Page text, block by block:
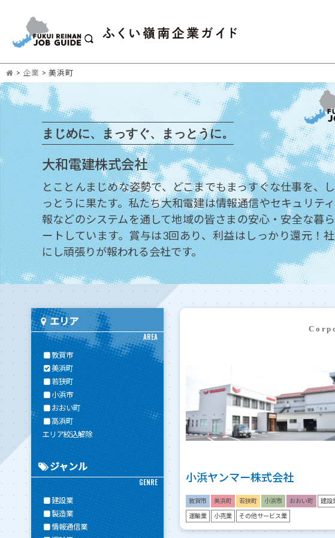
> 企業 > 美浜町
まじめに、まっすぐ、まっとうに。
大和電建株式会社
とことんまじめな姿勢で、どこまでもまっすぐな仕事を、
っとうに果たす。私たち大和電建は情報通信やセキュリテ
報などのシステムを通して地域の皆さまの安心・安全な暮
ートしています。賞与は3回あり、利益はしっかり還元！
にし頑張りが報われる会社です。
エリア
AREA
敦賀市
美浜町
若狭町
小浜市
おおい町
高浜町
エリア絞込解除
ジャンル
GENRE
建設業
製造業
情報通信業
小浜ヤンマー株式会社
敦賀市 美浜町 若狭町 小浜市 おおい町 建設
運輸業 小売業 その他サービス業